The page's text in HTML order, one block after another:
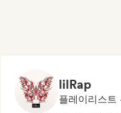
lilRap
플레이리스트